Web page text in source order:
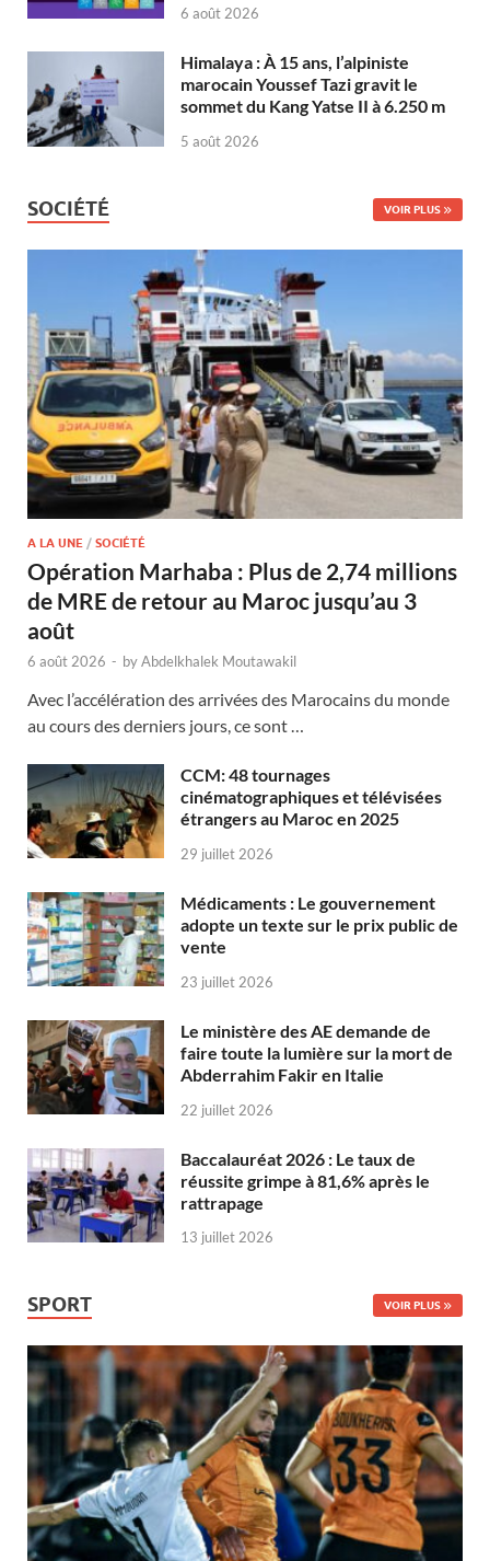
6 août 2026
Himalaya : À 15 ans, l’alpiniste
marocain Youssef Tazi gravit le
sommet du Kang Yatse II à 6.250 m
5 août 2026
SOCIÉTÉ VOIR PLUS
A LA UNE / SOCIÉTÉ
Opération Marhaba : Plus de 2,74 millions
de MRE de retour au Maroc jusqu’au 3
août
6 août 2026 - byAbdelkhalek Moutawakil
Avec l’accélération des arrivées des Marocains du monde
au cours des derniers jours, ce sont …
CCM: 48 tournages
cinématographiques et télévisées
étrangers au Maroc en 2025
29 juillet 2026
Médicaments : Le gouvernement
adopte un texte sur le prix public de
vente
23 juillet 2026
Le ministère des AE demande de
faire toute la lumière sur la mort de
Abderrahim Fakir en Italie
22 juillet 2026
Baccalauréat 2026 : Le taux de
réussite grimpe à 81,6% après le
rattrapage
13 juillet 2026
SPORT VOIR PLUS